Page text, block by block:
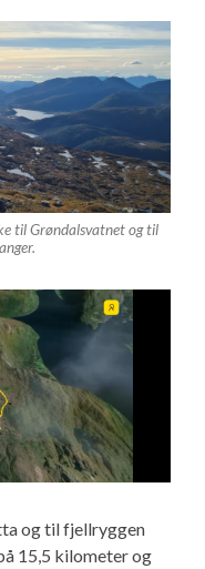
til Grøndalsvatnet og til
og til fjellryggen
15,5 kilometer og